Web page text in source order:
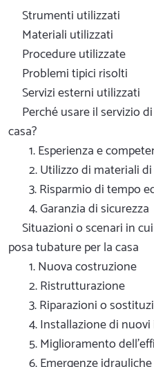
Strumenti utilizzati
Materiali utilizzati
Procedure utilizzate
Problemi tipici risolti
Servizi esterni utilizzati
Perché usare il servizio
casa?
1. Esperienza e
2. Utilizzo di materiali
3. Risparmio di tempo
4. Garanzia di sicurezza
Situazioni o scenari in
posa tubature per la casa
1. Nuova costruzione
2. Ristrutturazione
3. Riparazioni o
4. Installazione di
5. Miglioramento